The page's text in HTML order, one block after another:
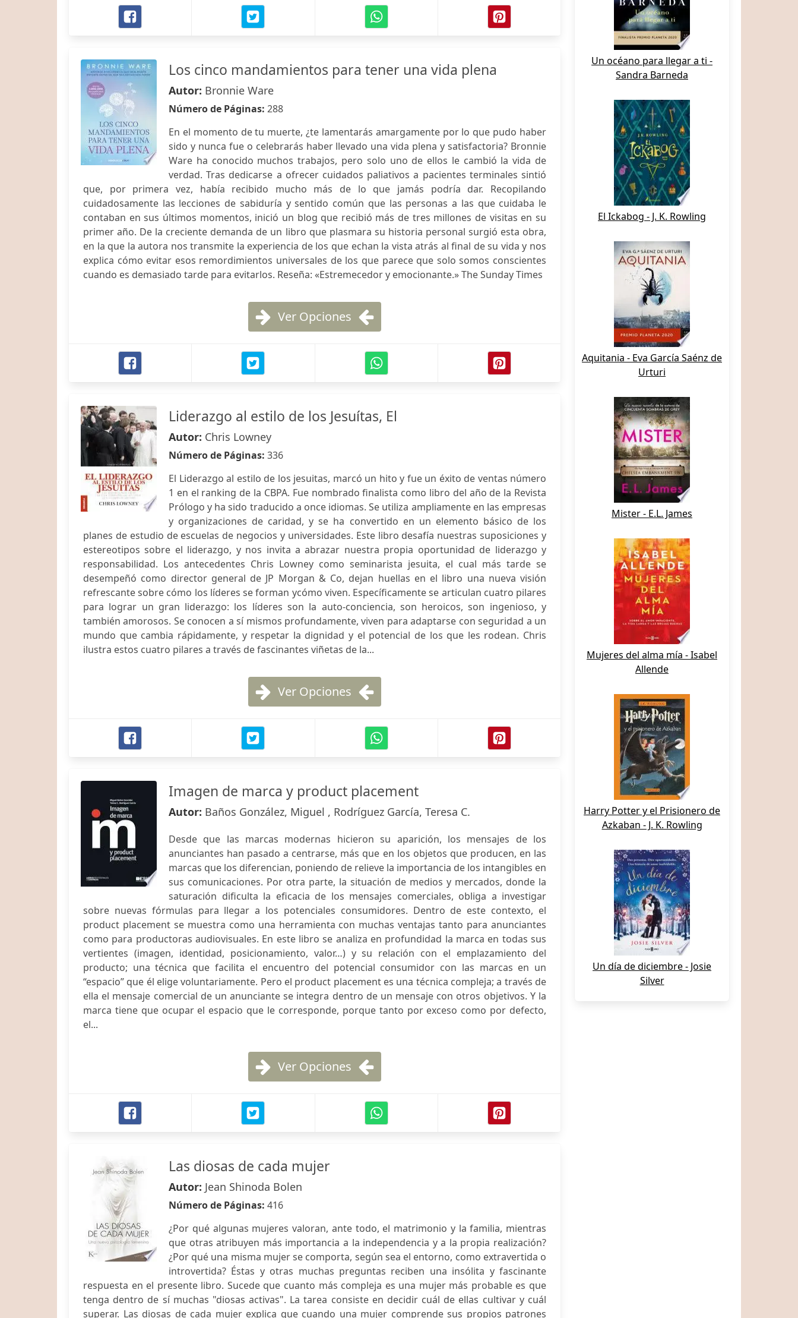
Los cinco mandamientos para tener una vida plena
Autor: Bronnie Ware
Número de Páginas: 288
En el momento de tu muerte, ¿te lamentarás amargamente por lo que pudo haber
sido y nunca fue o celebrarás haber llevado una vida plena y satisfactoria? Bronnie
Ware ha conocido muchos trabajos, pero solo uno de ellos le cambió la vida de
verdad. Tras dedicarse a ofrecer cuidados paliativos a pacientes terminales sintió
que, por primera vez, había recibido mucho más de lo que jamás podría dar. Recopilando
cuidadosamente las lecciones de sabiduría y sentido común que las personas a las que cuidaba le
contaban en sus últimos momentos, inició un blog que recibió más de tres millones de visitas en su
primer año. De la creciente demanda de un libro que plasmara su historia personal surgió esta obra,
en la que la autora nos transmite la experiencia de los que echan la vista atrás al final de su vida y nos
explica cómo evitar esos remordimientos universales de los que parece que solo somos conscientes
cuando es demasiado tarde para evitarlos. Reseña: «Estremecedor y emocionante.» The Sunday Times
Ver Opciones
Liderazgo al estilo de los Jesuítas, El
Autor: Chris Lowney
Número de Páginas: 336
El Liderazgo al estilo de los jesuitas, marcó un hito y fue un éxito de ventas número
1 en el ranking de la CBPA. Fue nombrado finalista como libro del año de la Revista
Prólogo y ha sido traducido a once idiomas. Se utiliza ampliamente en las empresas
y organizaciones de caridad, y se ha convertido en un elemento básico de los
planes de estudio de escuelas de negocios y universidades. Este libro desafía nuestras suposiciones y
estereotipos sobre el liderazgo, y nos invita a abrazar nuestra propia oportunidad de liderazgo y
responsabilidad. Los antecedentes Chris Lowney como seminarista jesuita, el cual más tarde se
desempeñó como director general de JP Morgan & Co, dejan huellas en el libro una nueva visión
refrescante sobre cómo los líderes se forman ycómo viven. Específicamente se articulan cuatro pilares
para lograr un gran liderazgo: los líderes son la auto-conciencia, son heroicos, son ingenioso, y
también amorosos. Se conocen a sí mismos profundamente, viven para adaptarse con seguridad a un
mundo que cambia rápidamente, y respetar la dignidad y el potencial de los que les rodean. Chris
ilustra estos cuatro pilares a través de fascinantes viñetas de la...
Ver Opciones
Imagen de marca y product placement
Autor: Baños González, Miguel , Rodríguez García, Teresa C.
Desde que las marcas modernas hicieron su aparición, los mensajes de los
anunciantes han pasado a centrarse, más que en los objetos que producen, en las
marcas que los diferencian, poniendo de relieve la importancia de los intangibles en
sus comunicaciones. Por otra parte, la situación de medios y mercados, donde la
saturación dificulta la eficacia de los mensajes comerciales, obliga a investigar
sobre nuevas fórmulas para llegar a los potenciales consumidores. Dentro de este contexto, el
product placement se muestra como una herramienta con muchas ventajas tanto para anunciantes
como para productoras audiovisuales. En este libro se analiza en profundidad la marca en todas sus
vertientes (imagen, identidad, posicionamiento, valor…) y su relación con el emplazamiento del
producto; una técnica que facilita el encuentro del potencial consumidor con las marcas en un
“espacio” que él elige voluntariamente. Pero el product placement es una técnica compleja; a través de
ella el mensaje comercial de un anunciante se integra dentro de un mensaje con otros objetivos. Y la
marca tiene que ocupar el espacio que le corresponde, porque tanto por exceso como por defecto,
el...
Ver Opciones
Las diosas de cada mujer
Autor: Jean Shinoda Bolen
Número de Páginas: 416
¿Por qué algunas mujeres valoran, ante todo, el matrimonio y la familia, mientras
que otras atribuyen más importancia a la independencia y a la propia realización?
¿Por qué una misma mujer se comporta, según sea el entorno, como extravertida o
introvertida? Éstas y otras muchas preguntas reciben una insólita y fascinante
respuesta en el presente libro. Sucede que cuanto más compleja es una mujer más probable es que
tenga dentro de sí muchas "diosas activas". La tarea consiste en decidir cuál de ellas cultivar y cuál
superar. Las diosas de cada mujer explica que cuando una mujer comprende sus propios patrones
Un océano para llegar a ti -
Sandra Barneda
El Ickabog - J. K. Rowling
Aquitania - Eva García Saénz de
Urturi
Mister - E.L. James
Mujeres del alma mía - Isabel
Allende
Harry Potter y el Prisionero de
Azkaban - J. K. Rowling
Un día de diciembre - Josie
Silver